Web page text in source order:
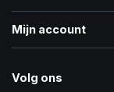
Mijn account
Volg ons